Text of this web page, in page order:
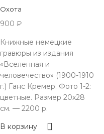
Охота
900 ₽
Книжные немецкие
гравюры из издания
«Вселенная и
человечество» (1900-1910
г.) Ганс Кремер. Фото 1-2:
цветные. Размер 20х28
см. — 2200 р.
В корзину